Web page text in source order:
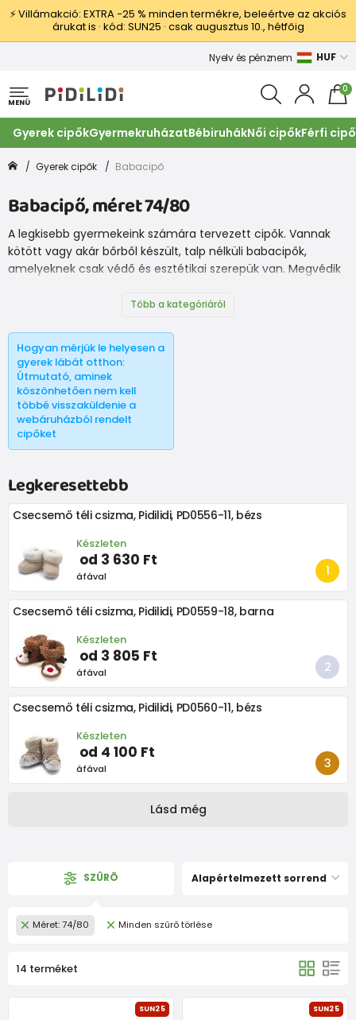
⚡ Villámakció: EXTRA −25 % minden termékre, beleértve az akciós
árukat is · kód: SUN25 · csak augusztus 10., hétfőig
Nyelv és pénznem HUF
MENÜ
0
Gyerek cipőkGyermekruházatBébiruhákNői cipőkFérfi
Gyerek cipők Babacipő
Babacipő, méret 74/80
A legkisebb gyermekeink számára tervezett cipők. Vannak
kötött vagy akár bőrből készült, talp nélküli babacipők,
amelyeknek csak védő és esztétikai szerepük van. Megvédik
ringatásakor. Akkor használjuk őket, amikor a baba még nem
kislányainknak és kisfiainknak.
Több a kategóriáról
Hogyan mérjük le helyesen a
gyerek lábát otthon:
Útmutató, aminek
köszönhetően nem kell
többé visszaküldenie a
webáruházból rendelt
cipőket
Legkeresettebb
Csecsemő téli csizma, Pidilidi, PD0556-11, bézs
Készleten
od 3 630 Ft
áfával
Csecsemő téli csizma, Pidilidi, PD0559-18, barna
Készleten
od 3 805 Ft
áfával
Csecsemő téli csizma, Pidilidi, PD0560-11, bézs
Készleten
od 4 100 Ft
áfával
Lásd még
SZÛRÕ Alapértelmezett sorrend
Méret: 74/80 Minden szûrõ törlése
14 terméket
SUN25 SUN25